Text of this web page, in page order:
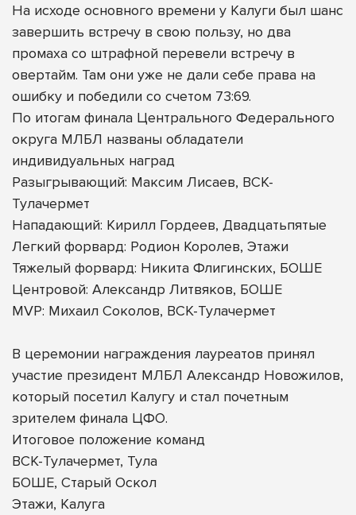
На исходе основного времени у Калуги был шанс
завершить встречу в свою пользу, но два
промаха со штрафной перевели встречу в
овертайм. Там они уже не дали себе права на
ошибку и победили со счетом 73:69.
По итогам финала Центрального Федерального
округа МЛБЛ названы обладатели
индивидуальных наград
Разыгрывающий: Максим Лисаев, ВСК-
Тулачермет
Нападающий: Кирилл Гордеев, Двадцатьпятые
Легкий форвард: Родион Королев, Этажи
Тяжелый форвард: Никита Флигинских, БОШЕ
Центровой: Александр Литвяков, БОШЕ
MVP: Михаил Соколов, ВСК-Тулачермет
В церемонии награждения лауреатов принял
участие президент МЛБЛ Александр Новожилов,
который посетил Калугу и стал почетным
зрителем финала ЦФО.
Итоговое положение команд
ВСК-Тулачермет, Тула
БОШЕ, Старый Оскол
Этажи, Калуга